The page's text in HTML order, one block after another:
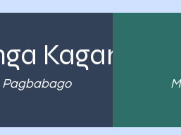
Kaganapan
Pagbabago